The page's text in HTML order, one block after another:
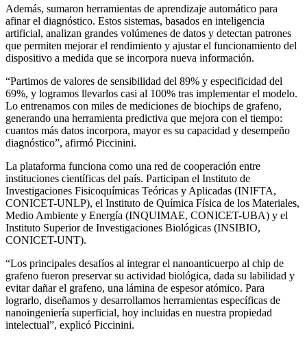
Además, sumaron herramientas de aprendizaje automático para
afinar el diagnóstico. Estos sistemas, basados en inteligencia
artificial, analizan grandes volúmenes de datos y detectan patrones
que permiten mejorar el rendimiento y ajustar el funcionamiento del
dispositivo a medida que se incorpora nueva información.
“Partimos de valores de sensibilidad del 89% y especificidad del
69%, y logramos llevarlos casi al 100% tras implementar el modelo.
Lo entrenamos con miles de mediciones de biochips de grafeno,
generando una herramienta predictiva que mejora con el tiempo:
cuantos más datos incorpora, mayor es su capacidad y desempeño
diagnóstico”, afirmó Piccinini.
La plataforma funciona como una red de cooperación entre
instituciones científicas del país. Participan el Instituto de
Investigaciones Fisicoquímicas Teóricas y Aplicadas (INIFTA,
CONICET-UNLP), el Instituto de Química Física de los Materiales,
Medio Ambiente y Energía (INQUIMAE, CONICET-UBA) y el
Instituto Superior de Investigaciones Biológicas (INSIBIO,
CONICET-UNT).
“Los principales desafíos al integrar el nanoanticuerpo al chip de
grafeno fueron preservar su actividad biológica, dada su labilidad y
evitar dañar el grafeno, una lámina de espesor atómico. Para
lograrlo, diseñamos y desarrollamos herramientas específicas de
nanoingeniería superficial, hoy incluidas en nuestra propiedad
intelectual”, explicó Piccinini.